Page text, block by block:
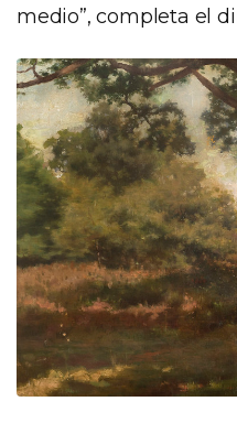
medio”, completa el